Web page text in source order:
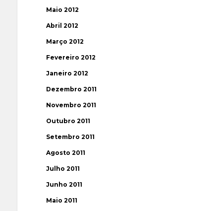
Maio 2012
Abril 2012
Março 2012
Fevereiro 2012
Janeiro 2012
Dezembro 2011
Novembro 2011
Outubro 2011
Setembro 2011
Agosto 2011
Julho 2011
Junho 2011
Maio 2011